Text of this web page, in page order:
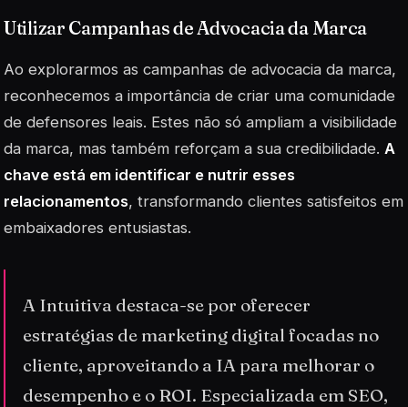
Utilizar Campanhas de Advocacia da Marca
Ao explorarmos as campanhas de advocacia da marca,
reconhecemos a importância de criar uma comunidade
de defensores leais. Estes não só ampliam a visibilidade
da marca, mas também reforçam a sua credibilidade. A
chave está em identificar e nutrir esses
relacionamentos, transformando clientes satisfeitos em
embaixadores entusiastas.
A Intuitiva destaca-se por oferecer
estratégias de marketing digital focadas no
cliente, aproveitando a IA para melhorar o
desempenho e o ROI. Especializada em SEO,